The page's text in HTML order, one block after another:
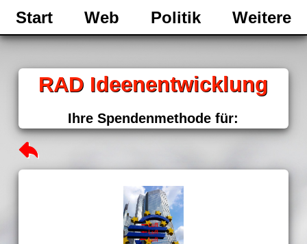
Start Web Politik Weitere
RAD Ideenentwicklung
Ihre Spendenmethode für: